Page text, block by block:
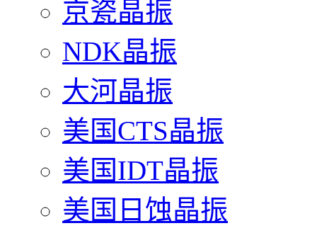
京瓷晶振
NDK晶振
大河晶振
美国CTS晶振
美国IDT晶振
美国日蚀晶振